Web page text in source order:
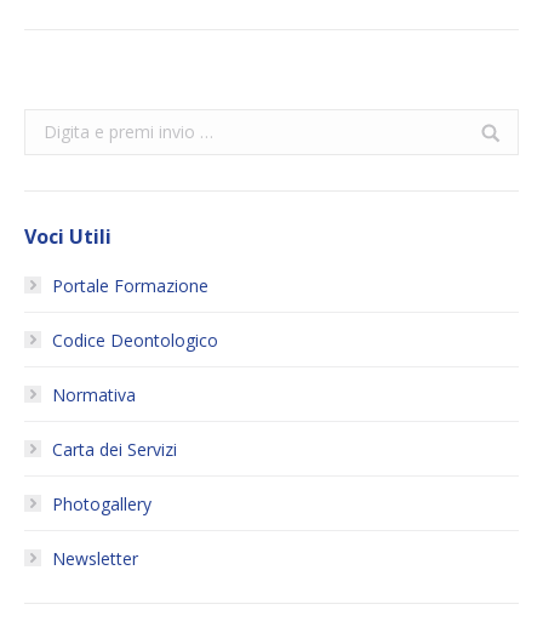
Search:
Voci Utili
Portale Formazione
Codice Deontologico
Normativa
Carta dei Servizi
Photogallery
Newsletter